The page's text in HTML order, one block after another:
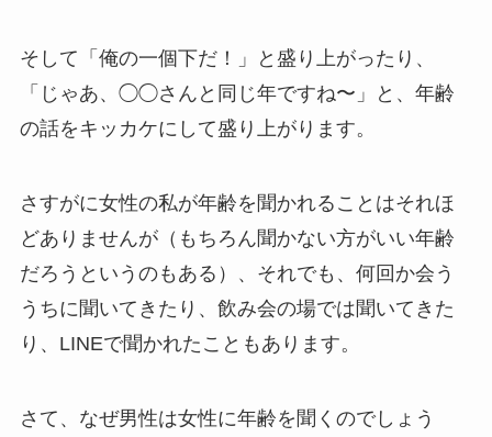
そして「俺の一個下だ！」と盛り上がったり、
「じゃあ、◯◯さんと同じ年ですね〜」と、年齢
の話をキッカケにして盛り上がります。
さすがに女性の私が年齢を聞かれることはそれほ
どありませんが（もちろん聞かない方がいい年齢
だろうというのもある）、それでも、何回か会う
うちに聞いてきたり、飲み会の場では聞いてきた
り、LINEで聞かれたこともあります。
さて、なぜ男性は女性に年齢を聞くのでしょう